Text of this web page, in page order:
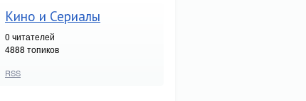
Кино и Сериалы
0 читателей
4888 топиков
RSS